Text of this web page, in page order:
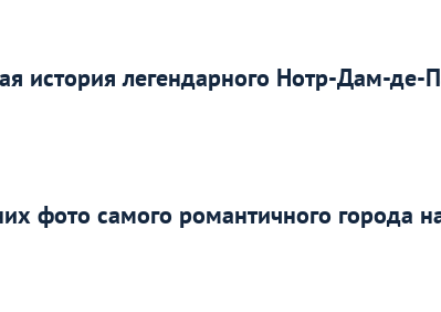
история легендарного Нотр-Дам-де-
фото самого романтичного города